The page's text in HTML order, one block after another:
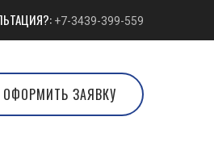
+7-3439-399-559
ОФОРМИТЬ ЗАЯВКУ